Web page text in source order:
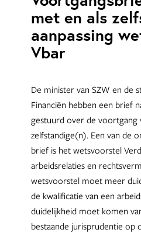
met en als
aanpassing
Vbar
De minister van SZW en de
Financiën hebben een brief
gestuurd over de voortgang
zelfstandige(n). Een van de
brief is het wetsvoorstel
arbeidsrelaties en
wetsvoorstel moet meer
de kwalificatie van een
duidelijkheid moet komen
bestaande jurisprudentie op